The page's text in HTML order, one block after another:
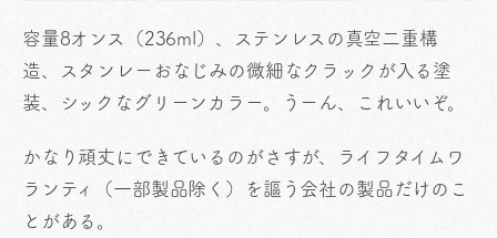
容量8オンス（236ml）、ステンレスの真空二重構
造、スタンレーおなじみの微細なクラックが入る塗
装、シックなグリーンカラー。うーん、これいいぞ。
かなり頑丈にできているのがさすが、ライフタイムワ
ランティ（一部製品除く）を謳う会社の製品だけのこ
とがある。